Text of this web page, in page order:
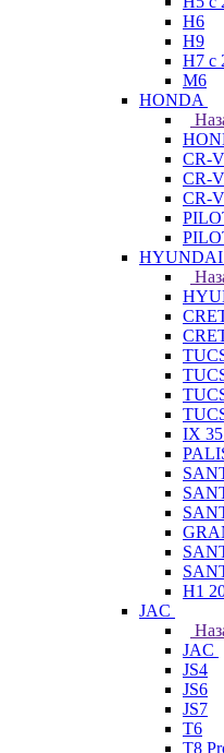
H6
H9
H7 с
M6
HONDA
CR-
CR-
CR-
HYUNDAI
IX
H1
JAC
JAC
JS4
JS6
JS7
T6
T8